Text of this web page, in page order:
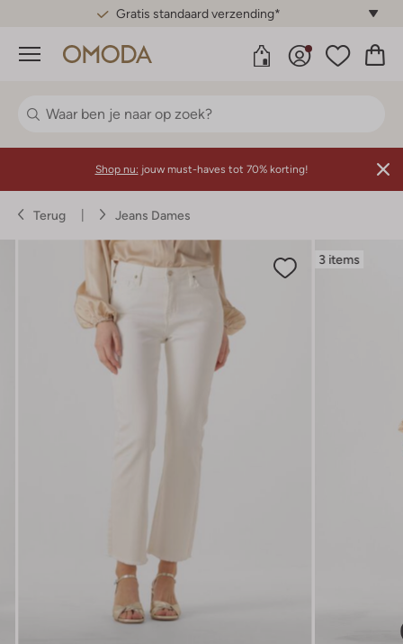
Gratis standaard verzending*
Menu
Shop nu: jouw must-haves tot 70% korting!
Terug Jeans Dames
3 items